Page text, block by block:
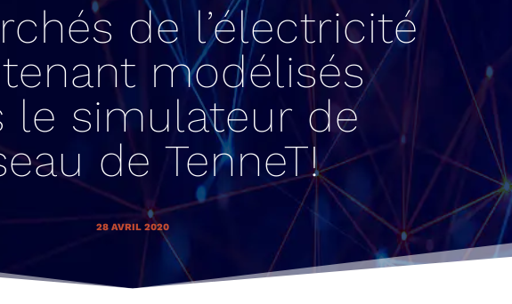
de l’électricité
modélisés
le simulateur de
de TenneT!
28 AVRIL 2020